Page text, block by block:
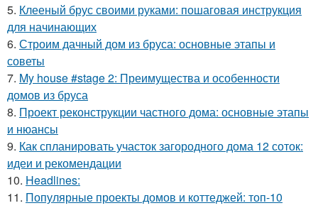
5. Клееный брус своими руками: пошаговая инструкция
для начинающих
6. Строим дачный дом из бруса: основные этапы и
советы
7. My house #stage 2: Преимущества и особенности
домов из бруса
8. Проект реконструкции частного дома: основные этапы
и нюансы
9. Как спланировать участок загородного дома 12 соток:
идеи и рекомендации
10. Headlines:
11. Популярные проекты домов и коттеджей: топ-10